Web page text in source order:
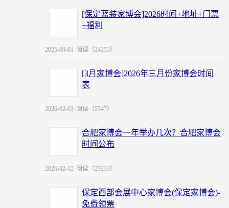
[保定蓝装家博会]2026时间+地址+门票
+福利
2025-09-01 阅读（24253）
[3月家博会]2026年三月份家博会时间
表
2026-02-03 阅读（5547）
合肥家博会一年举办几次？合肥家博会
时间公布
2026-02-12 阅读（29233）
保定西部会展中心家博会(保定家博会)-
免费领票